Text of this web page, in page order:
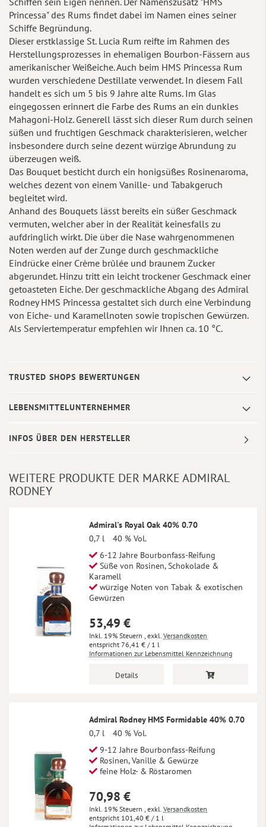
Princessa" des Rums findet dabei im Namen eines seiner
Schiffe Begründung.
Dieser erstklassige St. Lucia Rum reifte im Rahmen des
Herstellungsprozesses in ehemaligen Bourbon-Fässern aus
amerikanischer Weißeiche. Auch beim HMS Princessa Rum
wurden verschiedene Destillate verwendet. In diesem Fall
handelt es sich um 5 bis 9 Jahre alte Rums. Im Glas
eingegossen erinnert die Farbe des Rums an ein dunkles
Mahagoni-Holz. Generell lässt sich dieser Rum durch seinen
süßen und fruchtigen Geschmack charakterisieren, welcher
insbesondere durch seine dezent würzige Abrundung zu
überzeugen weiß.
Das Bouquet besticht durch ein honigsüßes Rosinenaroma,
welches dezent von einem Vanille- und Tabakgeruch
begleitet wird.
Anhand des Bouquets lässt bereits ein süßer Geschmack
vermuten, welcher aber in der Realität keinesfalls zu
aufdringlich wirkt. Die über die Nase wahrgenommenen
Noten werden auf der Zunge durch geschmackliche
Eindrücke einer Crème brûlée und braunem Zucker
abgerundet. Hinzu tritt ein leicht trockener Geschmack einer
getoasteten Eiche. Der geschmackliche Abgang des Admiral
Rodney HMS Princessa gestaltet sich durch eine Verbindung
von Eiche- und Karamellnoten sowie tropischen Gewürzen.
Als Serviertemperatur empfehlen wir Ihnen ca. 10 °C.
TRUSTED SHOPS BEWERTUNGEN
LEBENSMITTELUNTERNEHMER
INFOS ÜBER DEN HERSTELLER
WEITERE PRODUKTE DER MARKE ADMIRAL
RODNEY
Admiral's Royal Oak 40% 0.70
0,7 l
40 % Vol.
6-12 Jahre Bourbonfass-Reifung
Süße von Rosinen, Schokolade &
Karamell
würzige Noten von Tabak & exotischen
Gewürzen
53,49 €
Inkl. 19% Steuern , exkl. Versandkosten
76,41 € / 1 l
Informationen zur Lebensmittel Kennzeichnung
Details
Admiral Rodney HMS Formidable 40% 0.70
0,7 l
40 % Vol.
9-12 Jahre Bourbonfass-Reifung
Rosinen, Vanille & Gewürze
feine Holz- & Röstaromen
70,98 €
Inkl. 19% Steuern , exkl. Versandkosten
101,40 € / 1 l